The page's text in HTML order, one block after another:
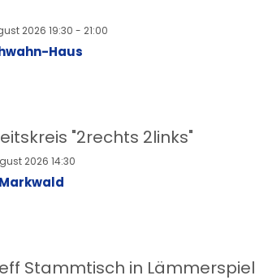
2026 19:30 - 21:00
Haus
"2rechts 2links"
2026 14:30
Stammtisch in Lämmerspiel